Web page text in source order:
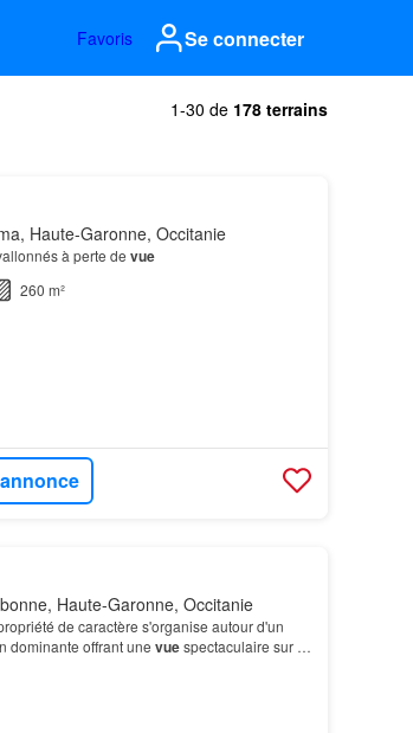
Favoris Se connecter
1-30 de 178 terrains
Haute-Garonne, Occitanie
à perte de vue
260 m²
Haute-Garonne, Occitanie
de caractère s'organise autour d'un
dominante offrant une vuespectaculaire sur la